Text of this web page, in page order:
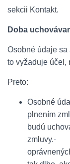
sekcii Kontakt.
Doba
Osobné údaje sa
to vyžaduje účel,
Preto:
Osobné
plnením
budú
zmluvy.·